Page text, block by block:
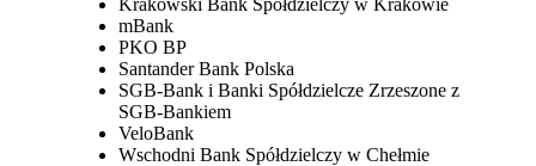
mBank
PKO BP
Santander Bank Polska
SGB-Bank i Banki Spółdzielcze Zrzeszone z
SGB-Bankiem
VeloBank
Wschodni Bank Spółdzielczy w Chełmie